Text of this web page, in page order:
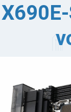
scheint
Update
der X690E-